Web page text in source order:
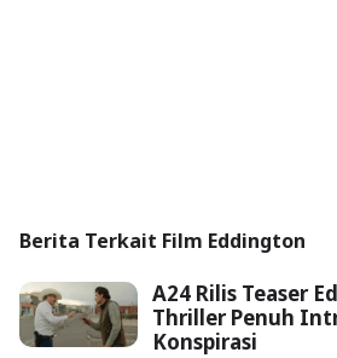
Berita Terkait Film Eddington
A24 Rilis Teaser
Thriller Penuh
Konspirasi